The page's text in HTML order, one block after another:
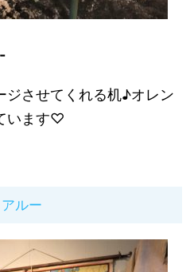
ジさせてくれる机♪オレン
います♡
ルー